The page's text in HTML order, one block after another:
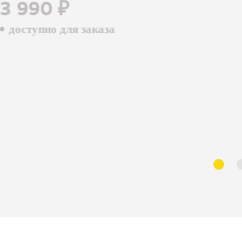
3 990 ₽
доступно для заказа